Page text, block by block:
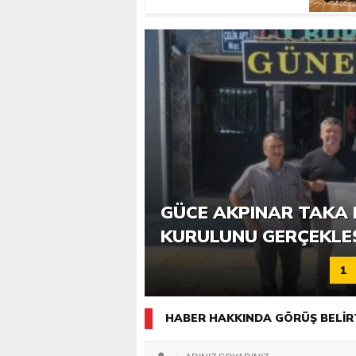
6. GÜCE TEKKEKÖY
KATILIMLA
GÜCE AKPINAR TAKA
KURULUNU
1
HABER HAKKINDA GÖRÜŞ